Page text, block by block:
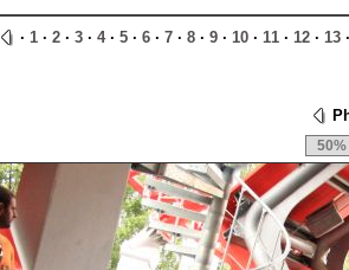
· 1· 2· 3· 4· 5· 6· 7· 8· 9· 10· 11· 12· 13